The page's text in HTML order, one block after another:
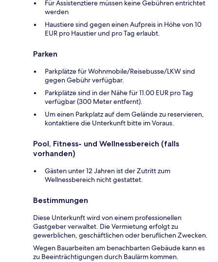
Für Assistenztiere müssen keine Gebühren entrichtet
werden
Haustiere sind gegen einen Aufpreis in Höhe von 10
EUR pro Haustier und pro Tag erlaubt.
Parken
Parkplätze für Wohnmobile/Reisebusse/LKW sind
gegen Gebühr verfügbar.
Parkplätze sind in der Nähe für 11.00 EUR pro Tag
verfügbar (300 Meter entfernt).
Um einen Parkplatz auf dem Gelände zu reservieren,
kontaktiere die Unterkunft bitte im Voraus.
Pool, Fitness- und Wellnessbereich (falls
vorhanden)
Gästen unter 12 Jahren ist der Zutritt zum
Wellnessbereich nicht gestattet.
Bestimmungen
Diese Unterkunft wird von einem professionellen
Gastgeber verwaltet. Die Vermietung erfolgt zu
gewerblichen, geschäftlichen oder beruflichen Zwecken.
Wegen Bauarbeiten am benachbarten Gebäude kann es
zu Beeinträchtigungen durch Baulärm kommen.